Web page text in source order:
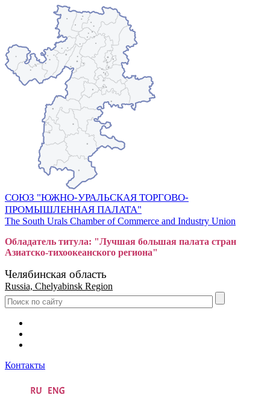
СОЮЗ "ЮЖНО-УРАЛЬСКАЯ ТОРГОВО-
ПРОМЫШЛЕННАЯ ПАЛАТА"
The South Urals Chamber of Commerce and Industry Union
Обладатель титула: "Лучшая большая палата стран
Азиатско-тихоокеанского региона"
Челябинская область
Russia, Chelyabinsk Region
Контакты